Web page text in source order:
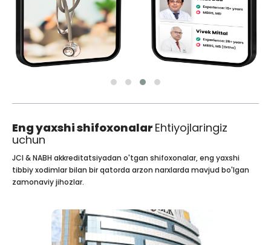
Eng yaxshi shifoxonalar Ehtiyojlaringiz
uchun
JCI & NABH akkreditatsiyadan o'tgan shifoxonalar, eng yaxshi
tibbiy xodimlar bilan bir qatorda arzon narxlarda mavjud bo'lgan
zamonaviy jihozlar.